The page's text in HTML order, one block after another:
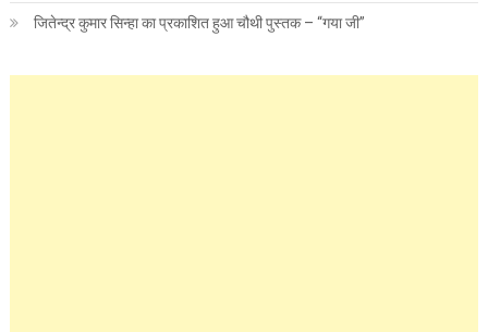
जितेन्द्र कुमार सिन्हा का प्रकाशित हुआ चौथी पुस्तक – “गया जी”